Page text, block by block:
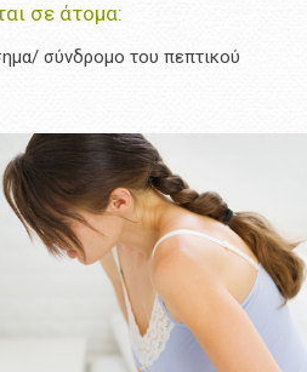
σε άτομα:
σύνδρομο του πεπτικού